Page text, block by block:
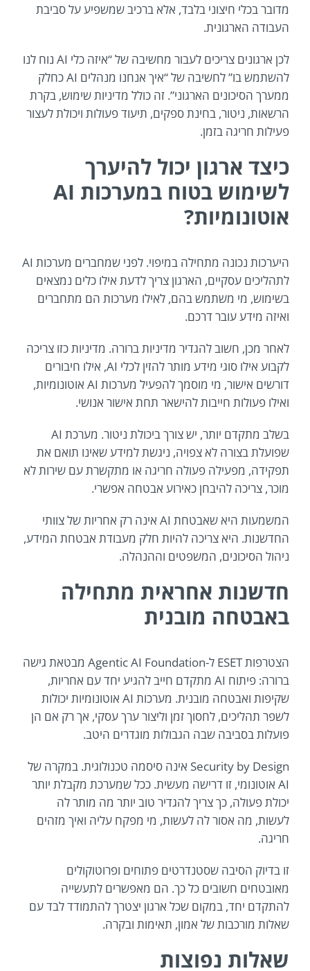
מדובר בכלי חיצוני בלבד, אלא ברכיב שמשפיע על סביבת
העבודה הארגונית.
לכן ארגונים צריכים לעבור מחשיבה של “איזה כלי AI נוח לנו
להשתמש בו” לחשיבה של “איך אנחנו מנהלים AI כחלק
ממערך הסיכונים הארגוני”. זה כולל מדיניות שימוש, בקרת
הרשאות, ניטור, בחינת ספקים, תיעוד פעולות ויכולת לעצור
פעילות חריגה בזמן.
כיצד ארגון יכול להיערך
לשימוש בטוח במערכות AI
אוטונומיות?
היערכות נכונה מתחילה במיפוי. לפני שמחברים מערכות AI
לתהליכים עסקיים, הארגון צריך לדעת אילו כלים נמצאים
בשימוש, מי משתמש בהם, לאילו מערכות הם מתחברים
ואיזה מידע עובר דרכם.
לאחר מכן, חשוב להגדיר מדיניות ברורה. מדיניות כזו צריכה
לקבוע אילו סוגי מידע מותר להזין לכלי AI, אילו חיבורים
דורשים אישור, מי מוסמך להפעיל מערכות AI אוטונומיות,
ואילו פעולות חייבות להישאר תחת אישור אנושי.
בשלב מתקדם יותר, יש צורך ביכולת ניטור. מערכת AI
שפועלת בצורה לא צפויה, ניגשת למידע שאינו תואם את
תפקידה, מפעילה פעולה חריגה או מתקשרת עם שירות לא
מוכר, צריכה להיבחן כאירוע אבטחה אפשרי.
המשמעות היא שאבטחת AI אינה רק אחריות של צוותי
החדשנות. היא צריכה להיות חלק מעבודת אבטחת המידע,
ניהול הסיכונים, המשפטים וההנהלה.
חדשנות אחראית מתחילה
באבטחה מובנית
הצטרפות ESET ל-Agentic AI Foundation מבטאת גישה
ברורה: פיתוח AI מתקדם חייב להגיע יחד עם אחריות,
שקיפות ואבטחה מובנית. מערכות AI אוטונומיות יכולות
לשפר תהליכים, לחסוך זמן וליצור ערך עסקי, אך רק אם הן
פועלות בסביבה שבה הגבולות מוגדרים היטב.
Security by Design אינה סיסמה טכנולוגית. במקרה של
AI אוטונומי, זו דרישה מעשית. ככל שמערכת מקבלת יותר
יכולת פעולה, כך צריך להגדיר טוב יותר מה מותר לה
לעשות, מה אסור לה לעשות, מי מפקח עליה ואיך מזהים
חריגה.
זו בדיוק הסיבה שסטנדרטים פתוחים ופרוטוקולים
מאובטחים חשובים כל כך. הם מאפשרים לתעשייה
להתקדם יחד, במקום שכל ארגון יצטרך להתמודד לבד עם
שאלות מורכבות של אמון, תאימות ובקרה.
שאלות נפוצות